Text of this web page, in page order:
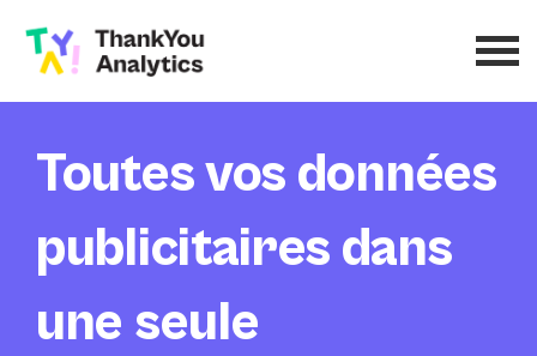
Toutes vos données
publicitaires dans
une seule